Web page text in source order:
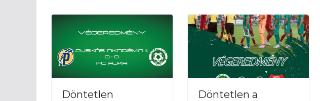
46′ Horváth lövése kerüli el kevéssel
Czirjék kapuját
Elkezdődött a második félidő
Véget ért az első félidő
42′ Nagy E. kapáslövése kerülte el jócskán
Döntetlen
Döntetlen a